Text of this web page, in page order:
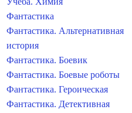
Фантастика
Фантастика. Альтернативная
история
Фантастика. Боевик
Фантастика. Боевые роботы
Фантастика. Героическая
Фантастика. Детективная